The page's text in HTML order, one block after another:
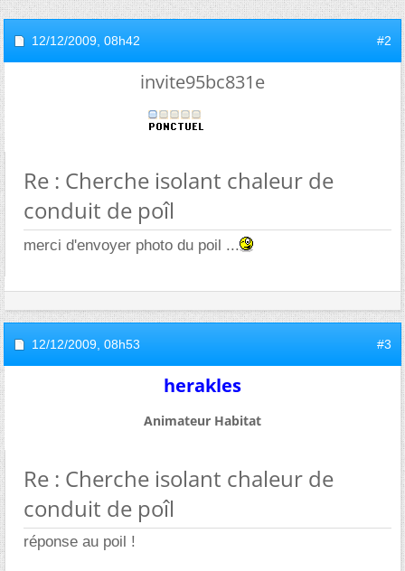
12/12/2009, 08h42 #2
invite95bc831e
Re : Cherche isolant chaleur de
conduit de poîl
merci d'envoyer photo du poil ...
12/12/2009, 08h53 #3
herakles
Animateur Habitat
Re : Cherche isolant chaleur de
conduit de poîl
réponse au poil !